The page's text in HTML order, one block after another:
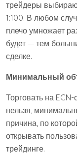
трейдеры
1:100. В любом
плечо умножает
будет — тем
сделке.
Минимальный
Торговать на
нельзя,
причина, по
открывать
трейдинге.